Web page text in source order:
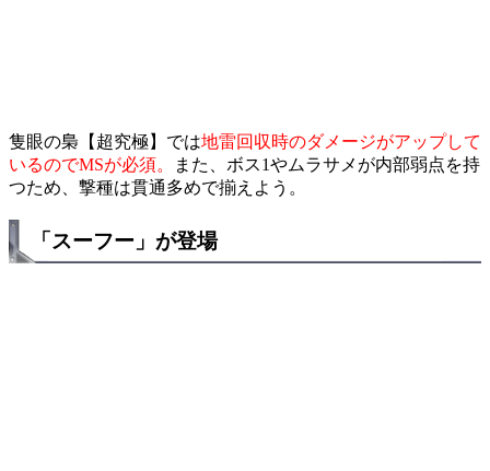
隻眼の梟【超究極】では地雷回収時のダメージがアップして
いるのでMSが必須。
また、ボス1やムラサメが内部弱点を持
つため、撃種は貫通多めで揃えよう。
「スーフー」が登場